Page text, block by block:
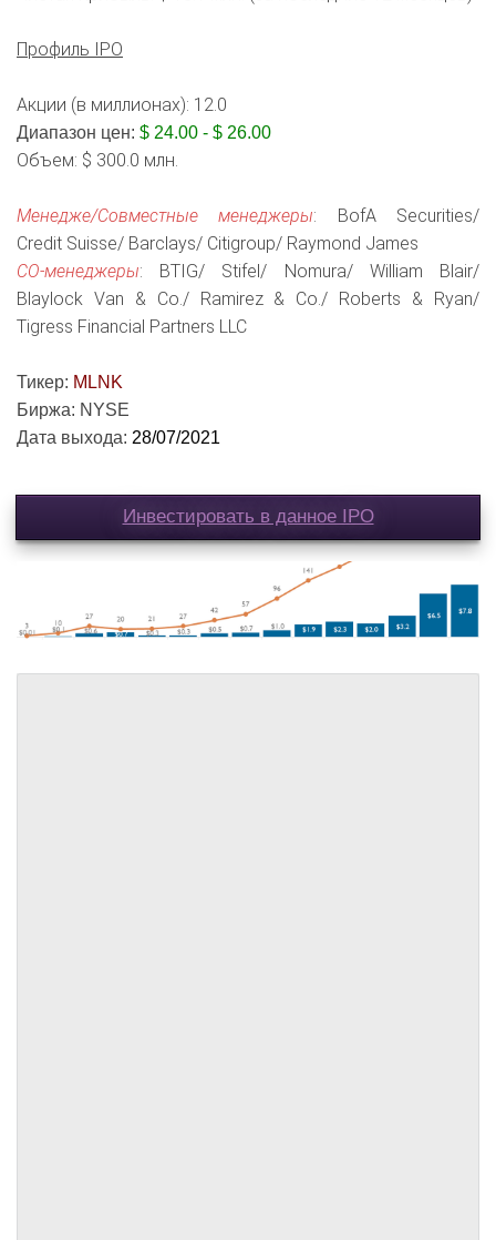
Профиль IPO
Акции (в миллионах): 12.0
Диапазон цен: $ 24.00 - $ 26.00
Объем: $ 300.0 млн.
Менедже/Совместные менеджеры: BofA Securities/
Credit Suisse/ Barclays/ Citigroup/ Raymond James
СО-менеджеры: BTIG/ Stifel/ Nomura/ William Blair/
Blaylock Van & Co./ Ramirez & Co./ Roberts & Ryan/
Tigress Financial Partners LLC
Тикер: MLNK
Биржа: NYSE
Дата выхода: 28/07/2021
Инвестировать в данное IPO